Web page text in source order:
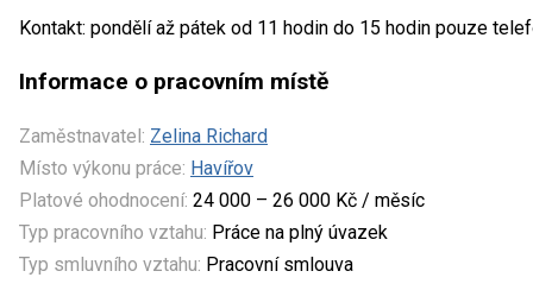
Kontakt: pondělí až pátek od 11 hodin do 15 hodin pouze
Informace o pracovním místě
Zaměstnavatel: Zelina Richard
Místo výkonu práce: Havířov
Platové ohodnocení: 24 000 – 26 000 Kč / měsíc
Typ pracovního vztahu: Práce na plný úvazek
Typ smluvního vztahu: Pracovní smlouva